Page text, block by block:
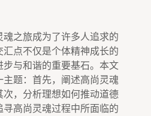
之旅成为了许多人追求的
汇点不仅是个体精神成长的
与和谐的重要基石。本文
题：首先，阐述高尚灵魂
，分析理想如何推动道德
高尚灵魂过程中所面临的